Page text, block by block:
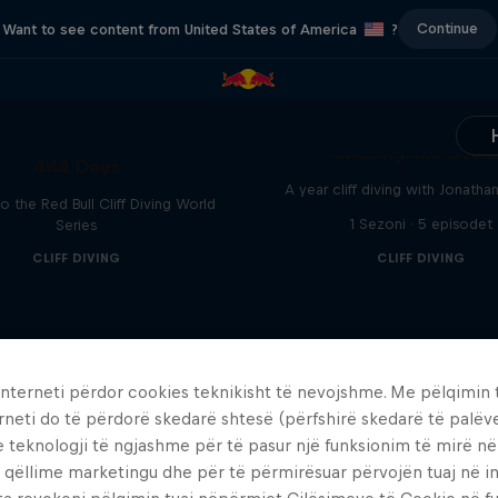
Want to see content from United States of America ? Continue
the Red Bull Cliff Diving World
Series
CLIFF DIVING
Chasing the
A year cliff diving with
1 Sezoni · 5 episodet
CLIFF DIVING
përdor cookies teknikisht të nevojshme. Me pëlqimin
do të përdorë skedarë shtesë (përfshirë skedarë të
teknologji të ngjashme për të pasur një funksionim të mirë
marketingu dhe për të përmirësuar përvojën tuaj në